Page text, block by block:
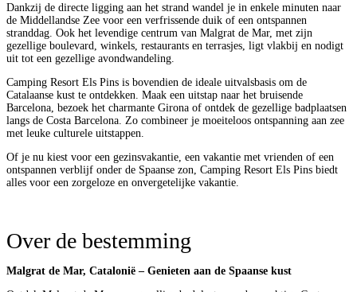
Dankzij de directe ligging aan het strand wandel je in enkele minuten naar
de Middellandse Zee voor een verfrissende duik of een ontspannen
stranddag. Ook het levendige centrum van Malgrat de Mar, met zijn
gezellige boulevard, winkels, restaurants en terrasjes, ligt vlakbij en nodigt
uit tot een gezellige avondwandeling.
Camping Resort Els Pins is bovendien de ideale uitvalsbasis om de
Catalaanse kust te ontdekken. Maak een uitstap naar het bruisende
Barcelona, bezoek het charmante Girona of ontdek de gezellige badplaatsen
langs de Costa Barcelona. Zo combineer je moeiteloos ontspanning aan zee
met leuke culturele uitstappen.
Of je nu kiest voor een gezinsvakantie, een vakantie met vrienden of een
ontspannen verblijf onder de Spaanse zon, Camping Resort Els Pins biedt
alles voor een zorgeloze en onvergetelijke vakantie.
Over de bestemming
Malgrat de Mar, Catalonië – Genieten aan de Spaanse kust